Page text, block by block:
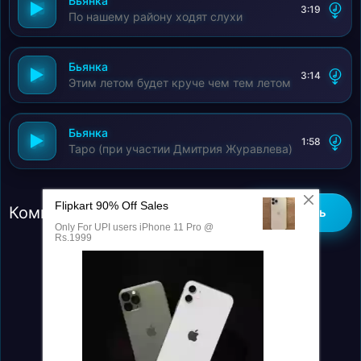
По нашему району ходят слухи
3:19
Бьянка
Этим летом будет круче чем тем летом
3:14
Бьянка
Таро (при участии Дмитрия Журавлева)
1:58
Комментарии (0) Добавить